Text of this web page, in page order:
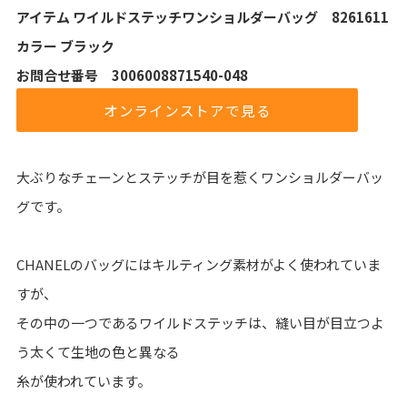
アイテム ワイルドステッチワンショルダーバッグ 8261611
カラー ブラック
お問合せ番号 3006008871540-048
オンラインストアで見る
大ぶりなチェーンとステッチが目を惹くワンショルダーバッ
グです。
CHANELのバッグにはキルティング素材がよく使われていま
すが、
その中の一つであるワイルドステッチは、縫い目が目立つよ
う太くて生地の色と異なる
糸が使われています。